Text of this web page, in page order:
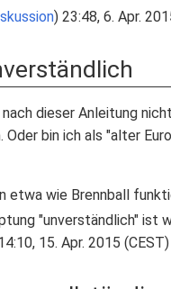
) 23:48, 6. Apr.
dieser Anleitung
bin ich als "alter
etwa wie Brennball
"unverständlich"
15. Apr. 2015 (CEST)